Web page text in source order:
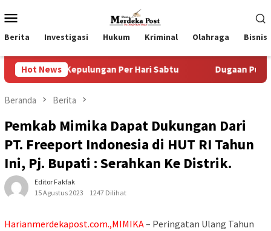
ke
kontenMobile
Berita Investigasi Hukum Kriminal Olahraga Bisnis
Hot News
Kepulungan Per Hari Sabtu Dugaan Pungli SKAB di
Beranda Berita
Pemkab Mimika Dapat Dukungan Dari
PT. Freeport Indonesia di HUT RI Tahun
Ini, Pj. Bupati : Serahkan Ke Distrik.
Editor Fakfak
15 Agustus 2023
1247 Dilihat
Harianmerdekapost.com.,MIMIKA– Peringatan Ulang Tahun